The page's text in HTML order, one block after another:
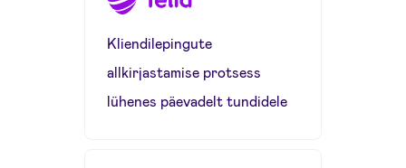
Kliendilepingute
allkirjastamise protsess
lühenes päevadelt tundidele